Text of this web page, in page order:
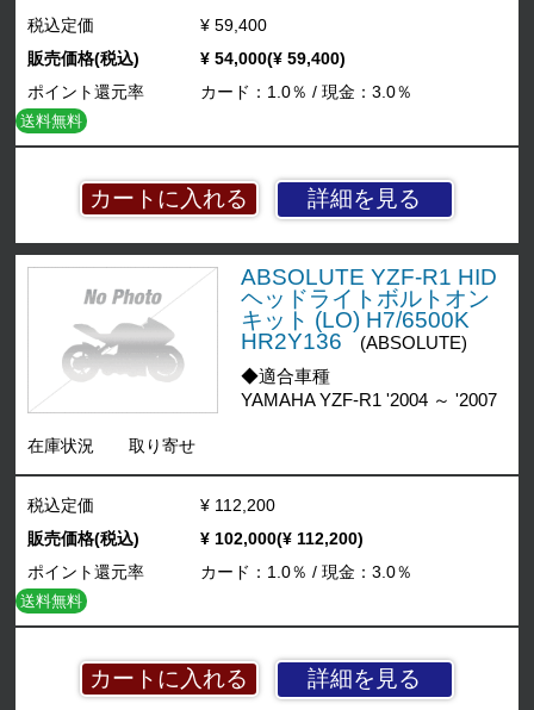
詳細を見る
税込定価
¥ 59,400
販売価格(税込)
¥ 54,000(¥ 59,400)
ポイント還元率
カード：1.0％ / 現金：3.0％
送料無料
ABSOLUTE YZF-R1 HID
ヘッドライトボルトオン
キット (LO) H7/6500K
HR2Y136
(ABSOLUTE)
◆適合車種
YAMAHA YZF-R1 '2004 ～ '2007
在庫状況 取り寄せ
詳細を見る
税込定価
¥ 112,200
販売価格(税込)
¥ 102,000(¥ 112,200)
ポイント還元率
カード：1.0％ / 現金：3.0％
送料無料